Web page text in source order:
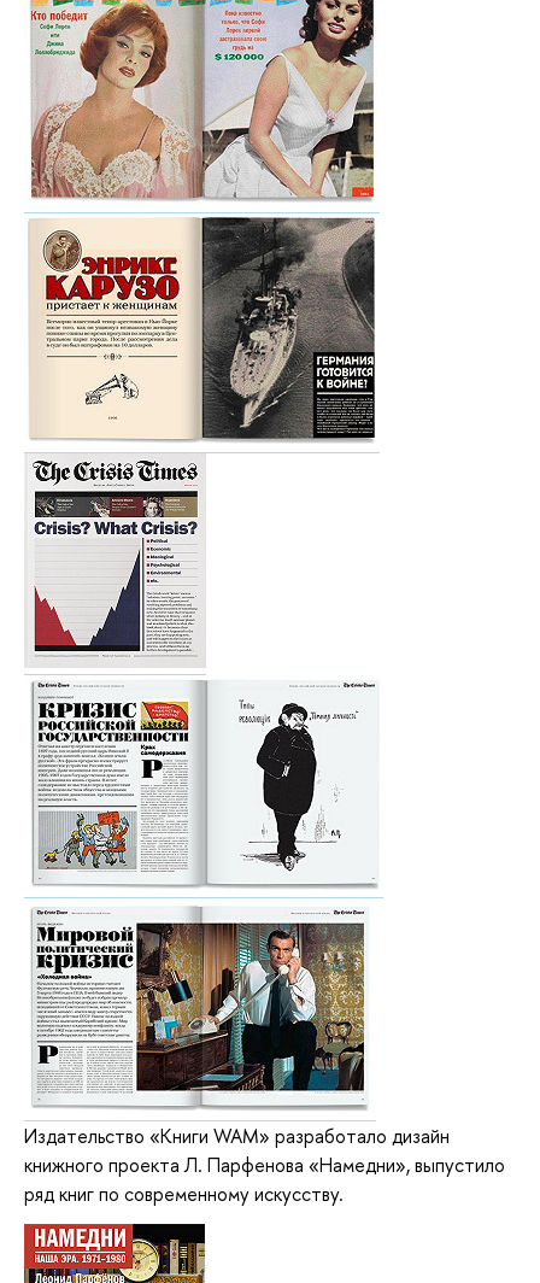
Издательство «Книги WAM» разработало дизайн
книжного проекта Л. Парфенова «Намедни», выпустило
ряд книг по современному искусству.